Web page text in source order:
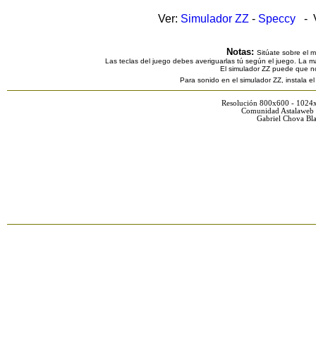
Ver: Simulador ZZ - Speccy -
Notas: Sitúate sobre el
Las teclas del juego debes averiguarlas tú según el juego. La
El simulador ZZ puede que
Para sonido en el simulador ZZ, instala
Resolución 800x600 -
Comunidad
Gabriel Chova